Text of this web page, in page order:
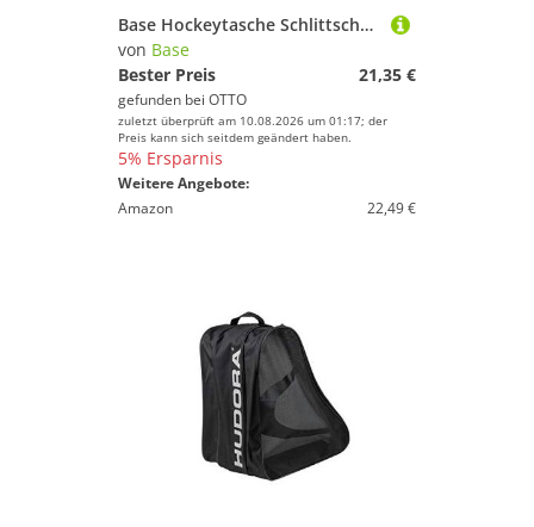
Base Hockeytasche Schlittschuhtasche BASE
von Base
Bester Preis
21,35 €
gefunden bei OTTO
zuletzt überprüft am 10.08.2026 um 01:17; der
Preis kann sich seitdem geändert haben.
5% Ersparnis
Weitere Angebote:
Amazon
22,49 €